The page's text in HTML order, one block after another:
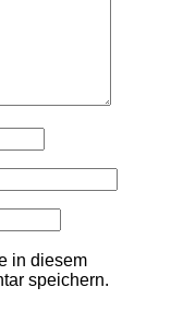
in diesem
speichern.